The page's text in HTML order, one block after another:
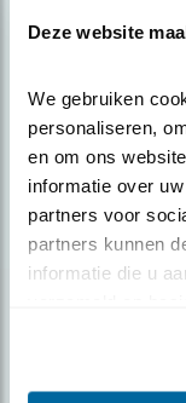
Deze website
We gebruiken
personaliseren,
en om ons
informatie over
partners voor
partners kunnen
informatie die u
Opinie
DE